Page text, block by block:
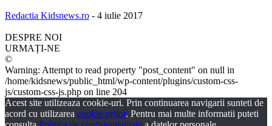
Redactia Kidsnews.ro - 4 iulie 2017
DESPRE NOI
URMAȚI-NE
©
Warning: Attempt to read property "post_content" on null in
/home/kidsnews/public_html/wp-content/plugins/custom-css-
js/custom-css-js.php on line 204
Acest site utilizeaza cookie-uri. Prin continuarea navigarii sunteti de
acord cu utilizarea cookie-urilor. Pentru mai multe informatii puteti